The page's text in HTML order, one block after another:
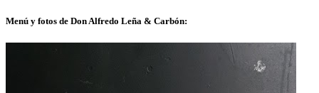
Menú y fotos de Don Alfredo Leña & Carbón: